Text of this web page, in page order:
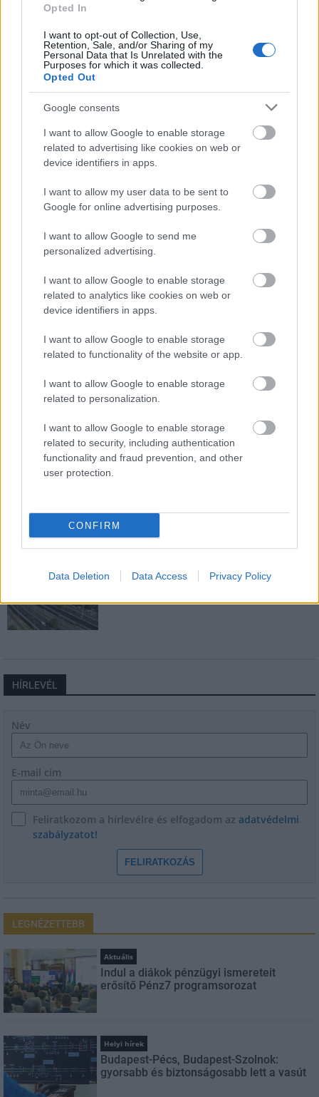
Opted In
I want to opt-out of Collection, Use,
Retention, Sale, and/or Sharing of my
Personal Data that Is Unrelated with the
Purposes for which it was collected.
Opted Out
Google consents
I want to allow Google to enable storage
related to advertising like cookies on web or
device identifiers in apps.
I want to allow my user data to be sent to
Google for online advertising purposes.
I want to allow Google to send me
personalized advertising.
I want to allow Google to enable storage
related to analytics like cookies on web or
device identifiers in apps.
I want to allow Google to enable storage
related to functionality of the website or app.
I want to allow Google to enable storage
related to personalization.
I want to allow Google to enable storage
related to security, including authentication
functionality and fraud prevention, and other
user protection.
CONFIRM
Data Deletion Data Access Privacy Policy
műemlékfelújítás műemlék restaurálás
Történelmi táj, amelynek minden köve mesél –
megújul a tatai Angolkert
A projekt részeként megújulnak a területen található
műemlékek, köztük a különleges Műromok, valamint a közeli
Várkanyarban álló Nepomuki Szent János híd és szobor is.
M1 bővítés: már zajlik a teljesen új
Bicske Kelet csomópont építése
csomópont épül Angyalföldön
iskoláját
Látványos építési szakasz indult be a
Flórián téri felüljárón
HÍRLEVÉL
Név
E-mail cím
Feliratkozom a hírlevélre és elfogadom az adatvédelmi
szabályzatot!
FELIRATKOZÁS
LEGNÉZETTEBB
Aktuális
Indul a diákok pénzügyi ismereteit
erősítő Pénz7 programsorozat
Helyi hírek
Budapest-Pécs, Budapest-Szolnok:
gyorsabb és biztonságosabb lett a vasút